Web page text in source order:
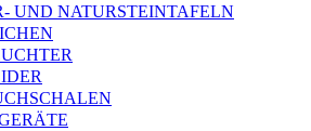
UND NATURSTEINTAFELN